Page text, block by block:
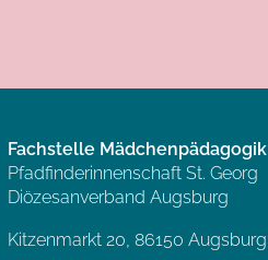
Fachstelle Mädchenpädagogik
Pfadfinderinnenschaft St. Georg
Diözesanverband Augsburg
Kitzenmarkt 20, 86150 Augsburg